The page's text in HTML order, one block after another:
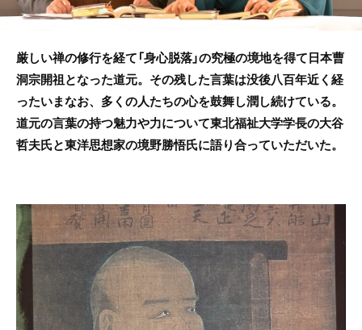
厳しい禅の修行を経て「身心脱落」の究極の境地を得て日本曹
洞宗開祖となった道元。その残した言葉は没後八百年近く経
ったいまなお、多くの人たちの心を鼓舞し潤し続けている。
道元の言葉の持つ魅力や力について東北福祉大学学長の大谷
哲夫氏と東洋思想家の境野勝悟氏に語り合っていただいた。